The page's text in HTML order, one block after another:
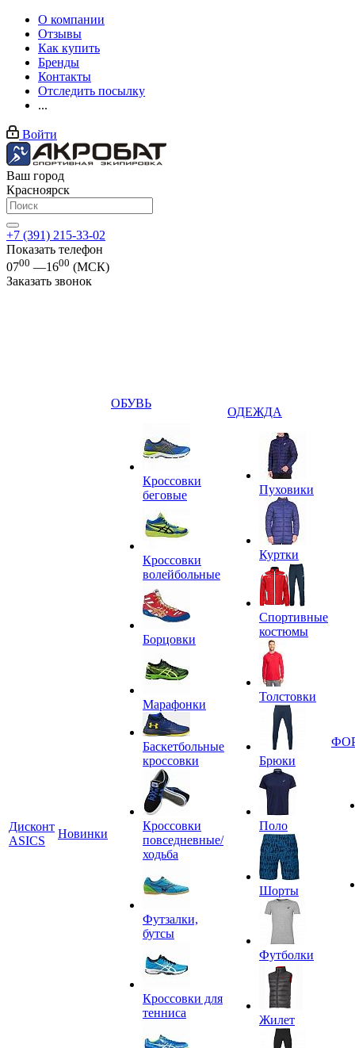
О компании
Отзывы
Как купить
Бренды
Контакты
Отследить посылку
...
Войти
Ваш город
Красноярск
+7 (391) 215-33-02
Показать телефон
0700 —1600 (МСК)
Заказать звонок
Дисконт
ASICS
Новинки
ОБУВЬ
Кроссовки
беговые
Кроссовки
волейбольные
Борцовки
Марафонки
Баскетбольные
кроссовки
Кроссовки
повседневные/
ходьба
Футзалки,
бутсы
Кроссовки для
тенниса
ОДЕЖДА
Пуховики
Куртки
Спортивные
костюмы
Толстовки
Брюки
Поло
Шорты
Футболки
Жилет